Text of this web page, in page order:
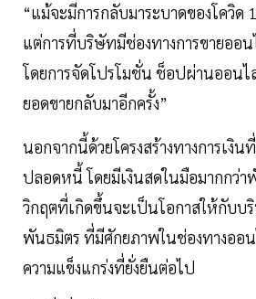
“แม้จะมีการกลับมาระบาดของโควิด
แต่การที่บริษัทมีช่องทางการขายออ
โดยการจัดโปรโมชั่น ช็อปผ่านออนไ
ยอดขายกลับมาอีกครั้ง”
นอกจากนี้ด้วยโครงสร้างทางการเงิน
ปลอดหนี้ โดยมีเงินสดในมือมากกว่
วิกฤตที่เกิดขึ้นจะเป็นโอกาสให้กับบ
พันธมิตร ที่มีศักยภาพในช่องทางออน
ความแข็งแกร่งที่ยั่งยืนต่อไป